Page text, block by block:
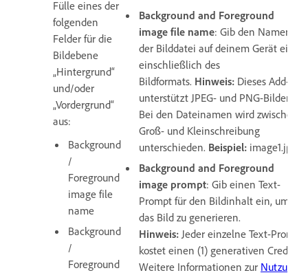
Fülle eines der
folgenden
Felder für die
Bildebene
„Hintergrund“
und/oder
„Vordergrund“
aus:
Background
/
Foreground
image file
name
Background
/
Foreground
Background and Foreground
image file name: Gib den Namen
der Bilddatei auf deinem Gerät ein,
einschließlich des
Bildformats. Hinweis: Dieses Add-on
unterstützt JPEG- und PNG-Bilder.
Bei den Dateinamen wird zwischen
Groß- und Kleinschreibung
unterschieden. Beispiel: image1.jpeg.
Background and Foreground
image prompt: Gib einen Text-
Prompt für den Bildinhalt ein, um
das Bild zu generieren.
Hinweis: Jeder einzelne Text-Prompt
kostet einen (1) generativen Credit.
Weitere Informationen zur Nutzung